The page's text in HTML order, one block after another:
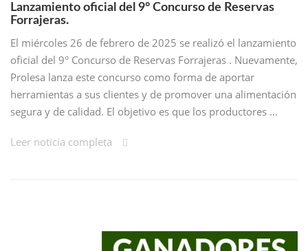
Lanzamiento oficial del 9° Concurso de Reservas
Forrajeras.
El miércoles 26 de febrero de 2025 se realizó el lanzamiento
oficial del 9° Concurso de Reservas Forrajeras . Nuevamente,
Prolesa lanza este concurso como forma de aportar
herramientas a sus clientes y de promover una alimentación
segura y de calidad. El objetivo es que los productores …
Leer noticia completa